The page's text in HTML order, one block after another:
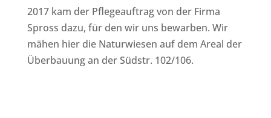
2017 kam der Pflegeauftrag von der Firma
Spross dazu, für den wir uns bewarben. Wir
mähen hier die Naturwiesen auf dem Areal der
Überbauung an der Südstr. 102/106.